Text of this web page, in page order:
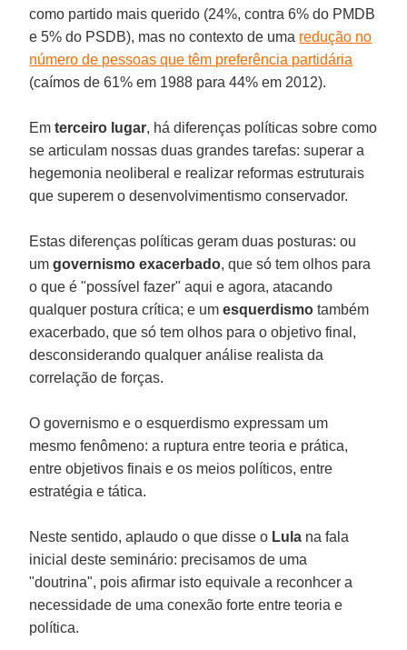
como partido mais querido (24%, contra 6% do PMDB
e 5% do PSDB), mas no contexto de uma redução no
número de pessoas que têm preferência partidária
(caímos de 61% em 1988 para 44% em 2012).
Emterceiro lugar, há diferenças políticas sobre como
se articulam nossas duas grandes tarefas: superar a
hegemonia neoliberal e realizar reformas estruturais
que superem o desenvolvimentismo conservador.
Estas diferenças políticas geram duas posturas: ou
umgovernismo exacerbado, que só tem olhos para
o que é "possível fazer" aqui e agora, atacando
qualquer postura crítica; e umesquerdismotambém
exacerbado, que só tem olhos para o objetivo final,
desconsiderando qualquer análise realista da
correlação de forças.
O governismo e o esquerdismo expressam um
mesmo fenômeno: a ruptura entre teoria e prática,
entre objetivos finais e os meios políticos, entre
estratégia e tática.
Neste sentido, aplaudo o que disse o Lula na fala
inicial deste seminário: precisamos de uma
"doutrina", pois afirmar isto equivale a reconhcer a
necessidade de uma conexão forte entre teoria e
política.